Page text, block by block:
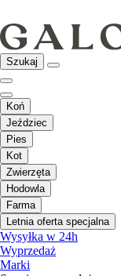
Szukaj
Koń
Jeździec
Pies
Kot
Zwierzęta
Hodowla
Farma
Letnia oferta specjalna
Wysyłka w 24h
Wyprzedaż
Marki